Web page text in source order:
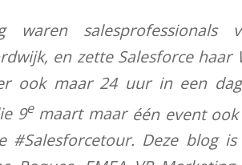
waren salesprofessionals
en zette Salesforce
ook maar 24 uur in een
9emaart maar één event
Deze blog